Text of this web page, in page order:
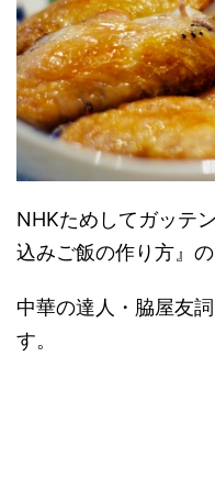
NHKためしてガッテ
込みご飯の作り方』の
中華の達人・脇屋友
す。